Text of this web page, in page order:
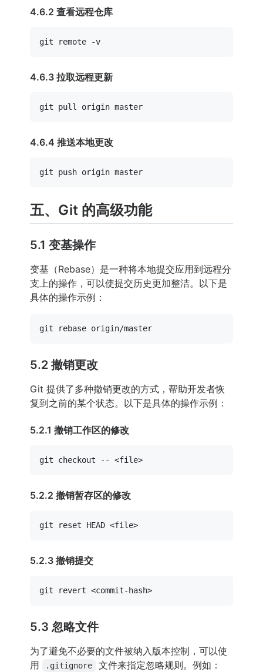
4.6.2 查看远程仓库
4.6.3 拉取远程更新
4.6.4 推送本地更改
五、Git 的高级功能
5.1 变基操作
变基（Rebase）是一种将本地提交应用到远程分
支上的操作，可以使提交历史更加整洁。以下是
具体的操作示例：
5.2 撤销更改
Git 提供了多种撤销更改的方式，帮助开发者恢
复到之前的某个状态。以下是具体的操作示例：
5.2.1 撤销工作区的修改
5.2.2 撤销暂存区的修改
5.2.3 撤销提交
5.3 忽略文件
为了避免不必要的文件被纳入版本控制，可以使
用
.gitignore 文件来指定忽略规则。例如：